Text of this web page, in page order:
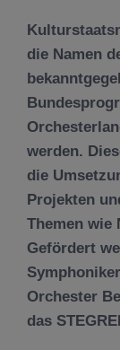
die Namen
werden.
die
Projekten
Themen wie
Gefördert
Orchester
das